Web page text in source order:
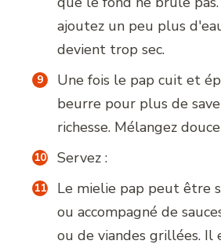
ajoutez un peu plus
devient trop sec.
Une fois le pap cuit et
beurre pour plus de
richesse. Mélangez
Servez :
Le mielie pap peut être
ou accompagné de
ou de viandes grillées. Il